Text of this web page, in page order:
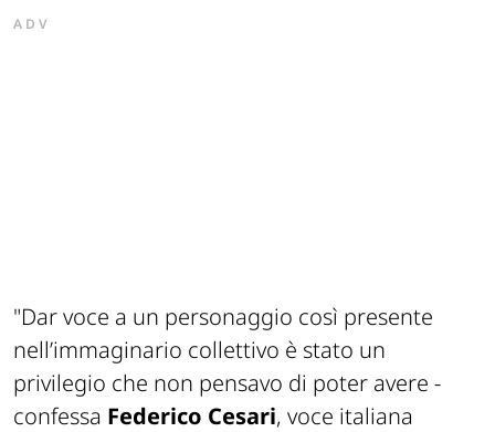
ADV
"Dar voce a un personaggio così presente
nell’immaginario collettivo è stato un
privilegio che non pensavo di poter avere -
confessa Federico Cesari, voce italiana